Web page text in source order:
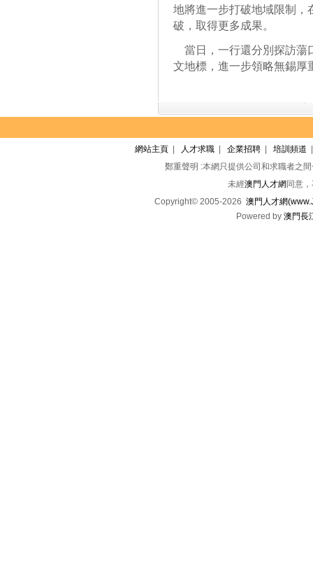
地將進一步打破地域限制，
破，取得更多成果。
當日，一行還分別探訪蕩
文地標，進一步領略無錫厚
網站主頁 人才求職 企業招聘 培訓頻道
鄭重聲明 :本網只提供公司和求職者之
未經澳門人才網 同意
Copyright© 2005-2026 澳門人才網
Powered by 澳門長